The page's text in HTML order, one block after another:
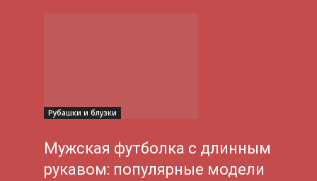
Рубашки и блузки
Мужская футболка с длинным
рукавом: популярные модели